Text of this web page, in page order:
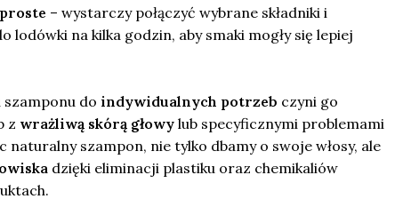
– wystarczy połączyć wybrane składniki i
lodówki na kilka godzin, aby smaki mogły się lepiej
szamponu do indywidualnych potrzeb czyni go
z wrażliwą skórą głowy lub specyficznymi problemami
naturalny szampon, nie tylko dbamy o swoje włosy, ale
dzięki eliminacji plastiku oraz chemikaliów